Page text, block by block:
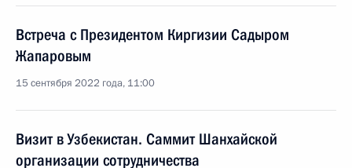
Встреча с Президентом Киргизии Садыром
Жапаровым
15 сентября 2022 года, 11:00
Визит в Узбекистан. Саммит Шанхайской
организации сотрудничества